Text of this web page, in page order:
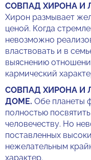
СОВПАД ХИРОНА И
Хирон размывает
ценой. Когда
невозможно
властвовать и в
выяснению
кармический
СОВПАД ХИРОНА И
ДОМЕ. Обе планеты
полностью
человечеству. Но
поставленных
нежелательным
характер.